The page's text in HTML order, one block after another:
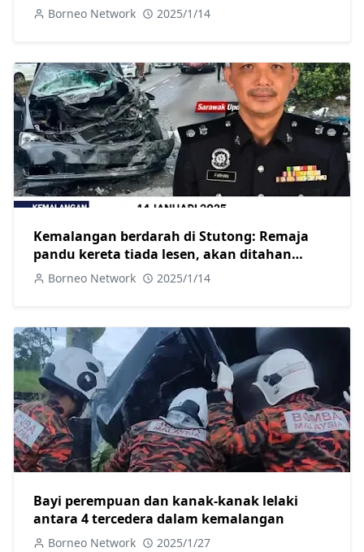
Borneo Network 2025/1/14
Kemalangan berdarah di Stutong: Remaja
pandu kereta tiada lesen, akan ditahan
selepas dirawat
Borneo Network 2025/1/14
Bayi perempuan dan kanak-kanak lelaki
antara 4 tercedera dalam kemalangan
Borneo Network 2025/1/27